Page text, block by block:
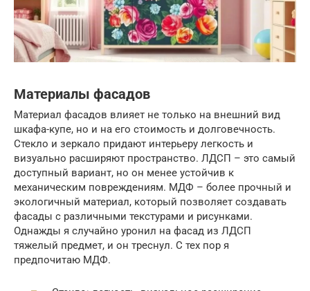
Материалы фасадов
Материал фасадов влияет не только на внешний вид
шкафа-купе, но и на его стоимость и долговечность.
Стекло и зеркало придают интерьеру легкость и
визуально расширяют пространство. ЛДСП – это самый
доступный вариант, но он менее устойчив к
механическим повреждениям. МДФ – более прочный и
экологичный материал, который позволяет создавать
фасады с различными текстурами и рисунками.
Однажды я случайно уронил на фасад из ЛДСП
тяжелый предмет, и он треснул. С тех пор я
предпочитаю МДФ.